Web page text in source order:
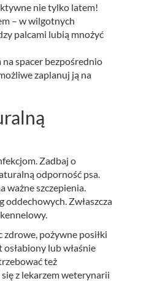
nie tylko latem!
– w wilgotnych
palcami lubią mnożyć
na spacer bezpośrednio
zaplanuj ją na
Zadbaj o
odporność psa.
ważne szczepienia.
oddechowych. Zwłaszcza
pożywne posiłki
lub właśnie
też
z lekarzem weterynarii